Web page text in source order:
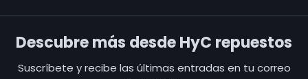
Descubre más desde HyC repuestos
Suscríbete y recibe las últimas entradas en tu correo